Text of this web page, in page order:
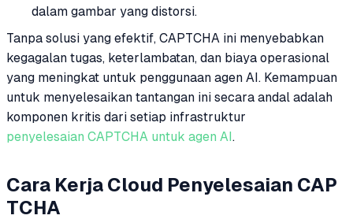
dalam gambar yang distorsi.
Tanpa solusi yang efektif, CAPTCHA ini menyebabkan
kegagalan tugas, keterlambatan, dan biaya operasional
yang meningkat untuk penggunaan agen AI. Kemampuan
untuk menyelesaikan tantangan ini secara andal adalah
komponen kritis dari setiap infrastruktur
penyelesaian CAPTCHA untuk agen AI .
Cara Kerja Cloud Penyelesaian CAP
TCHA